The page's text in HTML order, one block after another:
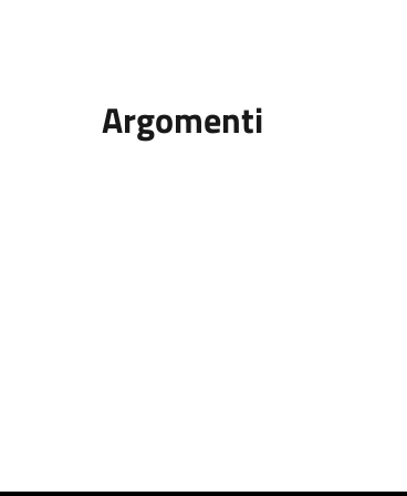
Argomenti